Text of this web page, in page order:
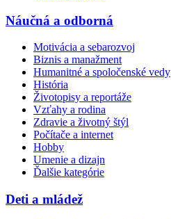
Náučná a odborná
Motivácia a sebarozvoj
Biznis a manažment
Humanitné a spoločenské vedy
História
Životopisy a reportáže
Vzťahy a rodina
Zdravie a životný štýl
Počítače a internet
Hobby
Umenie a dizajn
Ďalšie kategórie
Deti a mládež